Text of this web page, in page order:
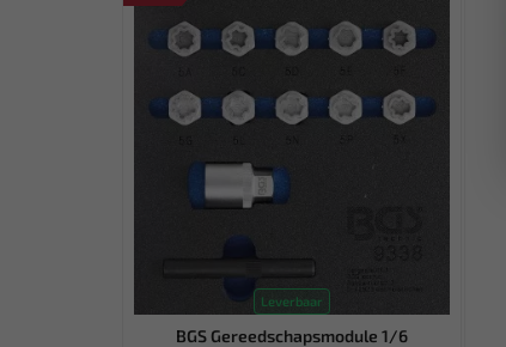
Leverbaar
BGS Gereedschapsmodule 1/6